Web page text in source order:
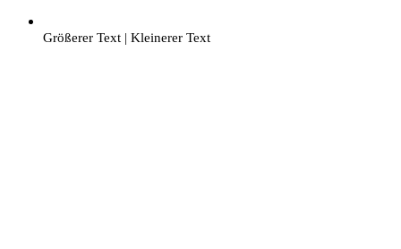
Größerer Text | Kleinerer Text